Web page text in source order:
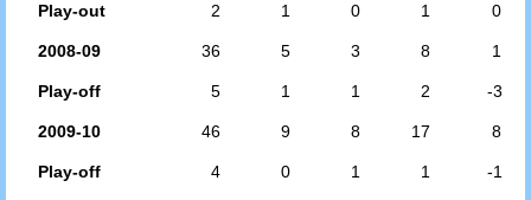
Play-out 2 1 0 1 0
2008-09 36 5 3 8 1
Play-off 5 1 1 2 -3
2009-10 46 9 8 17 8
Play-off 4 0 1 1 -1